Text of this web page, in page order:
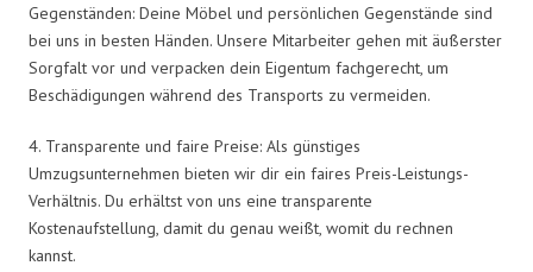
Gegenständen: Deine Möbel und persönlichen Gegenstände sind
bei uns in besten Händen. Unsere Mitarbeiter gehen mit äußerster
Sorgfalt vor und verpacken dein Eigentum fachgerecht, um
Beschädigungen während des Transports zu vermeiden.
4. Transparente und faire Preise: Als günstiges
Umzugsunternehmen bieten wir dir ein faires Preis-Leistungs-
Verhältnis. Du erhältst von uns eine transparente
Kostenaufstellung, damit du genau weißt, womit du rechnen
kannst.